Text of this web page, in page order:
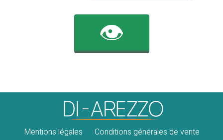
👁️
Mentions légales Conditions générales de vente